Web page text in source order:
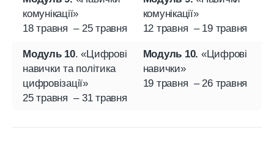
комунікації»
18 травня – 25 травня
комунікації»
12 травня – 19 травня
Модуль 10. «Цифрові
навички та політика
цифровізації»
25 травня – 31 травня
Модуль 10. «Цифрові
навички»
19 травня – 26 травня